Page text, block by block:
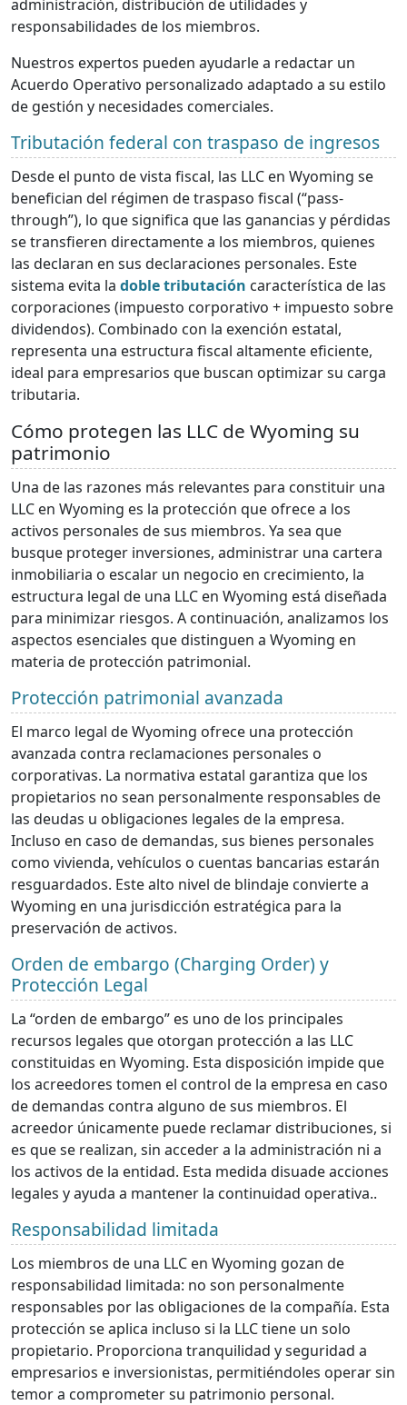
administración, distribución de utilidades y
responsabilidades de los miembros.
Nuestros expertos pueden ayudarle a redactar un
Acuerdo Operativo personalizado adaptado a su estilo
de gestión y necesidades comerciales.
Tributación federal con traspaso de ingresos
Desde el punto de vista fiscal, las LLC en Wyoming se
benefician del régimen de traspaso fiscal (“pass-
through”), lo que significa que las ganancias y pérdidas
se transfieren directamente a los miembros, quienes
las declaran en sus declaraciones personales. Este
sistema evita la doble tributación característica de las
corporaciones (impuesto corporativo + impuesto sobre
dividendos). Combinado con la exención estatal,
representa una estructura fiscal altamente eficiente,
ideal para empresarios que buscan optimizar su carga
tributaria.
Cómo protegen las LLC de Wyoming su
patrimonio
Una de las razones más relevantes para constituir una
LLC en Wyoming es la protección que ofrece a los
activos personales de sus miembros. Ya sea que
busque proteger inversiones, administrar una cartera
inmobiliaria o escalar un negocio en crecimiento, la
estructura legal de una LLC en Wyoming está diseñada
para minimizar riesgos. A continuación, analizamos los
aspectos esenciales que distinguen a Wyoming en
materia de protección patrimonial.
Protección patrimonial avanzada
El marco legal de Wyoming ofrece una protección
avanzada contra reclamaciones personales o
corporativas. La normativa estatal garantiza que los
propietarios no sean personalmente responsables de
las deudas u obligaciones legales de la empresa.
Incluso en caso de demandas, sus bienes personales
como vivienda, vehículos o cuentas bancarias estarán
resguardados. Este alto nivel de blindaje convierte a
Wyoming en una jurisdicción estratégica para la
preservación de activos.
Orden de embargo (Charging Order) y
Protección Legal
La “orden de embargo” es uno de los principales
recursos legales que otorgan protección a las LLC
constituidas en Wyoming. Esta disposición impide que
los acreedores tomen el control de la empresa en caso
de demandas contra alguno de sus miembros. El
acreedor únicamente puede reclamar distribuciones, si
es que se realizan, sin acceder a la administración ni a
los activos de la entidad. Esta medida disuade acciones
legales y ayuda a mantener la continuidad operativa..
Responsabilidad limitada
Los miembros de una LLC en Wyoming gozan de
responsabilidad limitada: no son personalmente
responsables por las obligaciones de la compañía. Esta
protección se aplica incluso si la LLC tiene un solo
propietario. Proporciona tranquilidad y seguridad a
empresarios e inversionistas, permitiéndoles operar sin
temor a comprometer su patrimonio personal.